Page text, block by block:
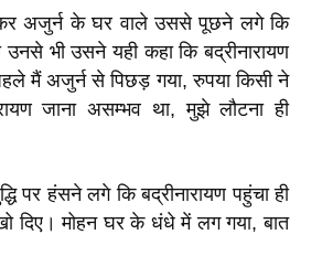
अजुर्न के घर वाले उससे पूछने लगे कि
भी उसने यही कहा कि बद्रीनारायण
मैं अजुर्न से पिछड़ गया, रुपया किसी ने
जाना असम्भव था, मुझे लौटना ही
पर हंसने लगे कि बद्रीनारायण पहुंचा ही
दिए। मोहन घर के धंधे में लग गया, बात